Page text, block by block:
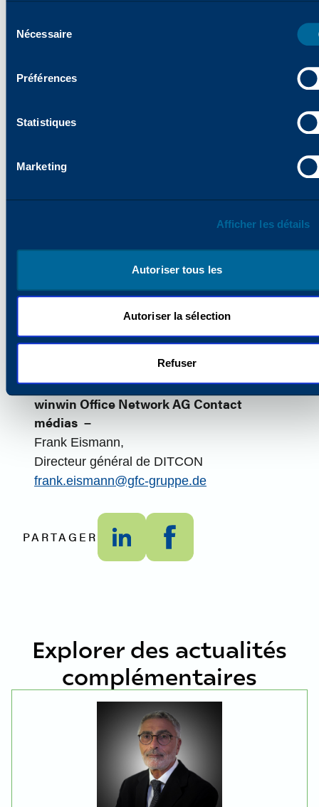
desNécessaire
Préférences
Statistiques
Marketing
Afficher les détails
Autoriser tous les
Autoriser la sélection
Refuser
dans le secteur des technologies de bureau
entier. Fort de sa grande expertise dans ce
succès en toute simplicité » en proposant
savoir plus, rendez-vous sur
Allison.Kern@katun.com
Contact médias pour l'Europe -
marketing
Kim.Bryant@Katun.com
winwin Office Network AG Contact
médias –
Frank Eismann,
Directeur général de DITCON
frank.eismann@gfc-gruppe.de
PARTAGER
Explorer des actualités
complémentaires